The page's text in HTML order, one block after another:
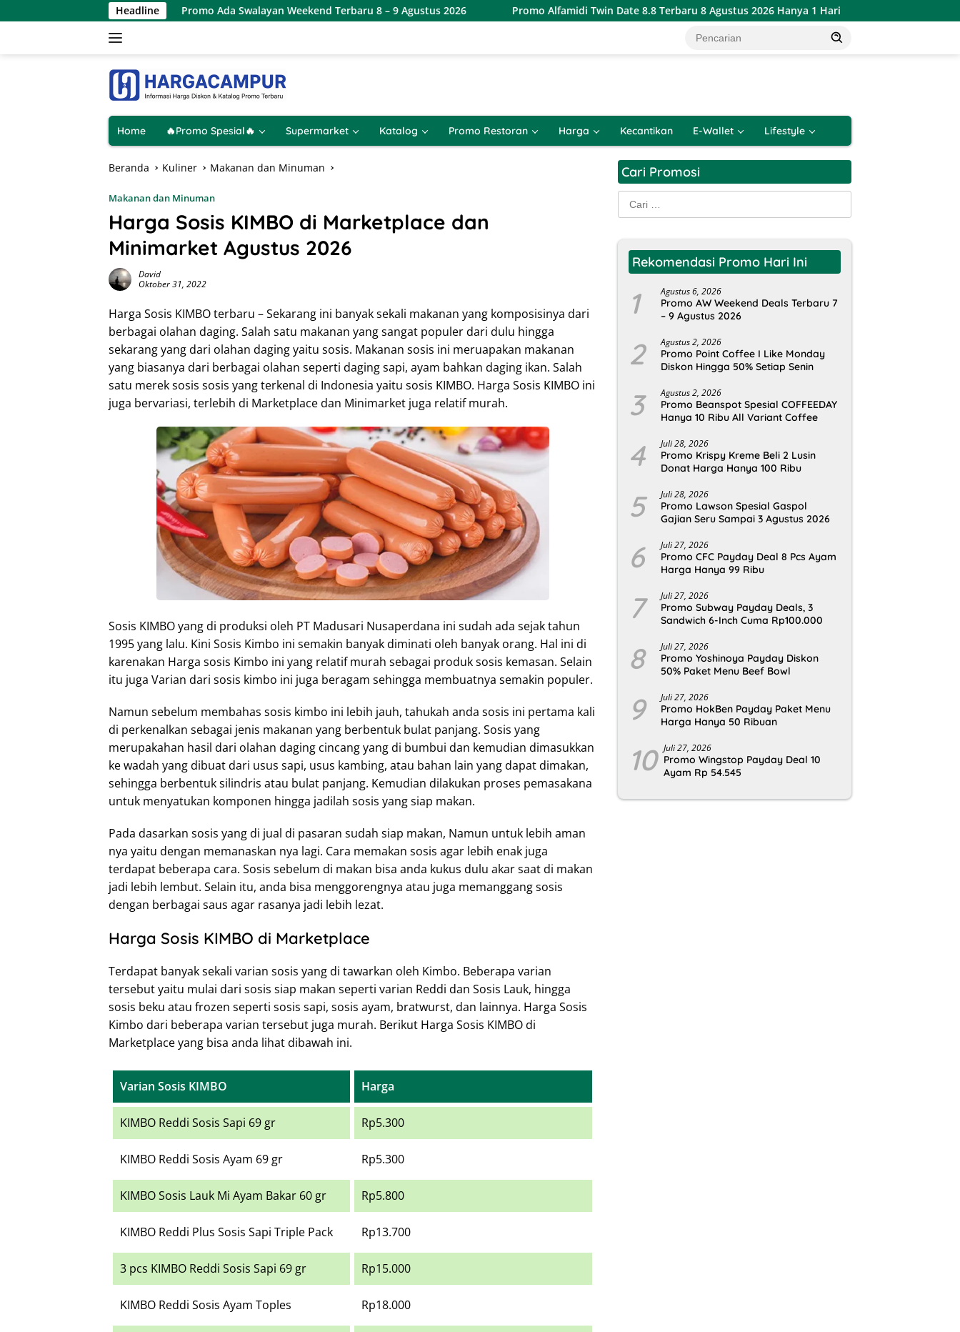
ke
Headline
Promo Ada Swalayan Weekend Terbaru 8 – 9 Agustus 2026 Promo Alfamidi Twin Date 8.8 Terbaru 8 Agustus 2026 Hanya 1 Hari Katalog Promo PSM
Home 🔥Promo Spesial🔥 Supermarket Katalog Promo Restoran Harga Kecantikan E-Wallet Lifestyle
Beranda Kuliner Makanan dan Minuman
Makanan dan Minuman
Harga Sosis KIMBO di Marketplace dan
Minimarket Agustus 2026
David
Oktober 31, 2022
Harga Sosis KIMBO terbaru – Sekarang ini banyak sekali makanan yang komposisinya dari
berbagai olahan daging. Salah satu makanan yang sangat populer dari dulu hingga
sekarang yang dari olahan daging yaitu sosis. Makanan sosis ini meruapakan makanan
yang biasanya dari berbagai olahan seperti daging sapi, ayam bahkan daging ikan. Salah
satu merek sosis sosis yang terkenal di Indonesia yaitu sosis KIMBO. Harga Sosis KIMBO ini
juga bervariasi, terlebih di Marketplace dan Minimarket juga relatif murah.
Sosis KIMBO yang di produksi oleh PT Madusari Nusaperdana ini sudah ada sejak tahun
1995 yang lalu. Kini Sosis Kimbo ini semakin banyak diminati oleh banyak orang. Hal ini di
karenakan Harga sosis Kimbo ini yang relatif murah sebagai produk sosis kemasan. Selain
itu juga Varian dari sosis kimbo ini juga beragam sehingga membuatnya semakin populer.
Namun sebelum membahas sosis kimbo ini lebih jauh, tahukah anda sosis ini pertama kali
di perkenalkan sebagai jenis makanan yang berbentuk bulat panjang. Sosis yang
merupakahan hasil dari olahan daging cincang yang di bumbui dan kemudian dimasukkan
ke wadah yang dibuat dari usus sapi, usus kambing, atau bahan lain yang dapat dimakan,
sehingga berbentuk silindris atau bulat panjang. Kemudian dilakukan proses pemasakana
untuk menyatukan komponen hingga jadilah sosis yang siap makan.
Pada dasarkan sosis yang di jual di pasaran sudah siap makan, Namun untuk lebih aman
nya yaitu dengan memanaskan nya lagi. Cara memakan sosis agar lebih enak juga
terdapat beberapa cara. Sosis sebelum di makan bisa anda kukus dulu akar saat di makan
jadi lebih lembut. Selain itu, anda bisa menggorengnya atau juga memanggang sosis
dengan berbagai saus agar rasanya jadi lebih lezat.
Harga Sosis KIMBO di Marketplace
Terdapat banyak sekali varian sosis yang di tawarkan oleh Kimbo. Beberapa varian
tersebut yaitu mulai dari sosis siap makan seperti varian Reddi dan Sosis Lauk, hingga
sosis beku atau frozen seperti sosis sapi, sosis ayam, bratwurst, dan lainnya. Harga Sosis
Kimbo dari beberapa varian tersebut juga murah. Berikut Harga Sosis KIMBO di
Marketplace yang bisa anda lihat dibawah ini.
Varian Sosis KIMBO Harga
KIMBO Reddi Sosis Sapi 69 gr Rp5.300
KIMBO Reddi Sosis Ayam 69 gr Rp5.300
KIMBO Sosis Lauk Mi Ayam Bakar 60 gr Rp5.800
KIMBO Reddi Plus Sosis Sapi Triple Pack Rp13.700
3 pcs KIMBO Reddi Sosis Sapi 69 gr Rp15.000
KIMBO Reddi Sosis Ayam Toples Rp18.000
Cari Promosi
Cari
untuk:
Rekomendasi Promo Hari Ini
1 Agustus 6, 2026
Promo AW Weekend Deals Terbaru 7
– 9 Agustus 2026
2 Agustus 2, 2026
Promo Point Coffee I Like Monday
Diskon Hingga 50% Setiap Senin
3 Agustus 2, 2026
Promo Beanspot Spesial COFFEEDAY
Hanya 10 Ribu All Variant Coffee
4 Juli 28, 2026
Promo Krispy Kreme Beli 2 Lusin
Donat Harga Hanya 100 Ribu
5 Juli 28, 2026
Promo Lawson Spesial Gaspol
Gajian Seru Sampai 3 Agustus 2026
6 Juli 27, 2026
Promo CFC Payday Deal 8 Pcs Ayam
Harga Hanya 99 Ribu
7 Juli 27, 2026
Promo Subway Payday Deals, 3
Sandwich 6-Inch Cuma Rp100.000
8 Juli 27, 2026
Promo Yoshinoya Payday Diskon
50% Paket Menu Beef Bowl
9 Juli 27, 2026
Promo HokBen Payday Paket Menu
Harga Hanya 50 Ribuan
10 Juli 27, 2026
Promo Wingstop Payday Deal 10
Ayam Rp 54.545